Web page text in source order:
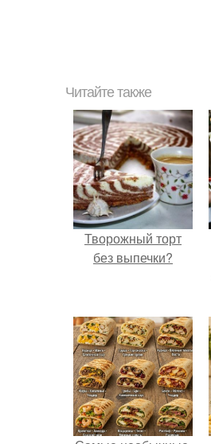
Читайте также
Творожный торт
без выпечки?